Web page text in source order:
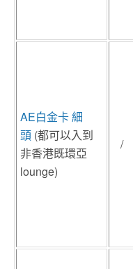
AE白金卡 細
頭 (都可以入到
非香港既環亞
lounge)
/